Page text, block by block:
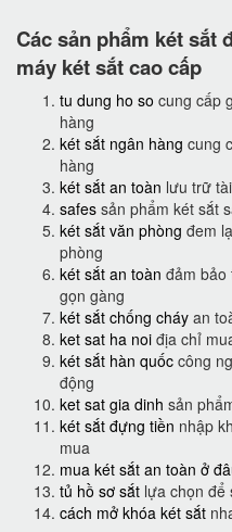
Các sản phẩm két sắt
máy két sắt cao cấp
tu dung ho so cung cấp
hàng
két sắt ngân hàng cung
hàng
két sắt an toàn lưu trữ
safes sản phẩm két sắt
két sắt văn phòng đem
phòng
két sắt an toàn đảm bảo
gọn gàng
két sắt chống cháy an
ket sat ha noi địa chỉ
két sắt hàn quốc công
động
ket sat gia dinh sản
két sắt đựng tiền nhập
mua
mua két sắt an toàn ở
tủ hồ sơ sắt lựa chọn để
cách mở khóa két sắt